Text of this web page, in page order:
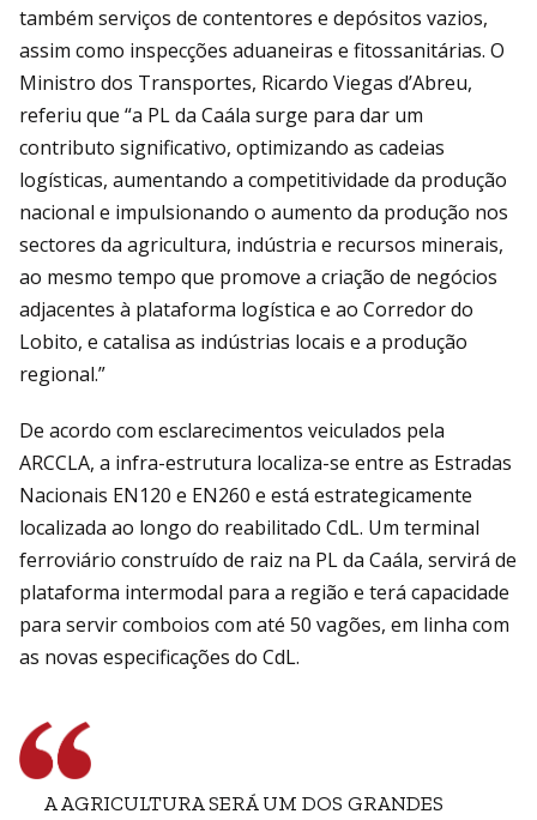
também serviços de contentores e depósitos vazios,
assim como inspecções aduaneiras e fitossanitárias. O
Ministro dos Transportes, Ricardo Viegas d’Abreu,
referiu que “a PL da Caála surge para dar um
contributo significativo, optimizando as cadeias
logísticas, aumentando a competitividade da produção
nacional e impulsionando o aumento da produção nos
sectores da agricultura, indústria e recursos minerais,
ao mesmo tempo que promove a criação de negócios
adjacentes à plataforma logística e ao Corredor do
Lobito, e catalisa as indústrias locais e a produção
regional.”
De acordo com esclarecimentos veiculados pela
ARCCLA, a infra-estrutura localiza-se entre as Estradas
Nacionais EN120 e EN260 e está estrategicamente
localizada ao longo do reabilitado CdL. Um terminal
ferroviário construído de raiz na PL da Caála, servirá de
plataforma intermodal para a região e terá capacidade
para servir comboios com até 50 vagões, em linha com
as novas especificações do CdL.
A AGRICULTURA SERÁ UM DOS GRANDES